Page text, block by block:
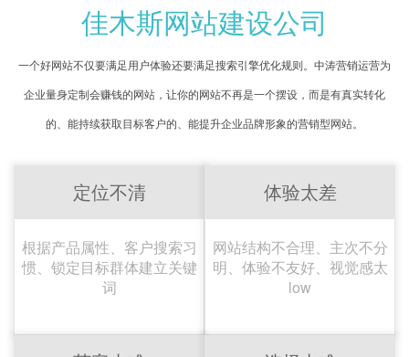
佳木斯网站建设公司
一个好网站不仅要满足用户体验还要满足搜索引擎优化规则。中涛营销运营为
企业量身定制会赚钱的网站，让你的网站不再是一个摆设，而是有真实转化
的、能持续获取目标客户的、能提升企业品牌形象的营销型网站。
定位不清
根据产品属性、客户搜索习
惯、锁定目标群体建立关键
词
体验太差
网站结构不合理、主次不分
明、体验不友好、视觉感太
low